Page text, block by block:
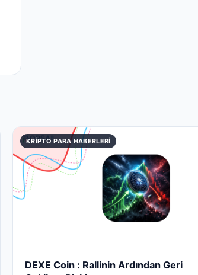
KRIPTO PARA HABERLERI
DEXE Coin : Rallinin Ardından Geri